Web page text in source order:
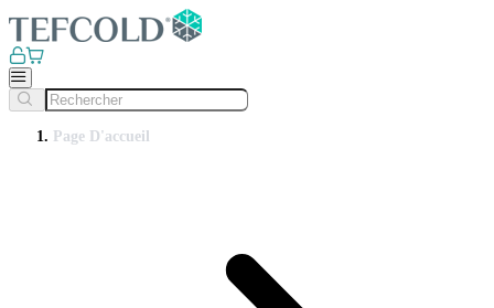
Page D'accueil